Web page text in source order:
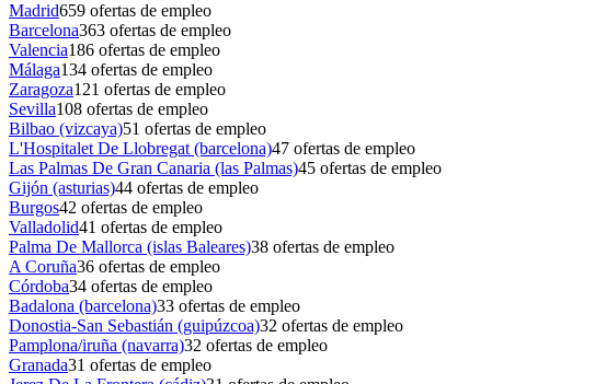
Madrid659 ofertas de empleo
Barcelona363 ofertas de empleo
Valencia186 ofertas de empleo
Málaga134 ofertas de empleo
Zaragoza121 ofertas de empleo
Sevilla108 ofertas de empleo
Bilbao (vizcaya)51 ofertas de empleo
L'Hospitalet De Llobregat (barcelona)47 ofertas de empleo
Las Palmas De Gran Canaria (las Palmas)45 ofertas de empleo
Gijón (asturias)44 ofertas de empleo
Burgos42 ofertas de empleo
Valladolid41 ofertas de empleo
Palma De Mallorca (islas Baleares)38 ofertas de empleo
A Coruña36 ofertas de empleo
Córdoba34 ofertas de empleo
Badalona (barcelona)33 ofertas de empleo
Donostia-San Sebastián (guipúzcoa)32 ofertas de empleo
Pamplona/iruña (navarra)32 ofertas de empleo
Granada31 ofertas de empleo